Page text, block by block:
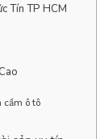
Tín TP HCM
ô tô